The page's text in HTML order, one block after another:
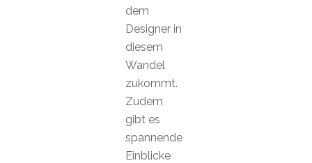
dem
Designer in
diesem
Wandel
zukommt.
Zudem
gibt es
spannende
Einblicke